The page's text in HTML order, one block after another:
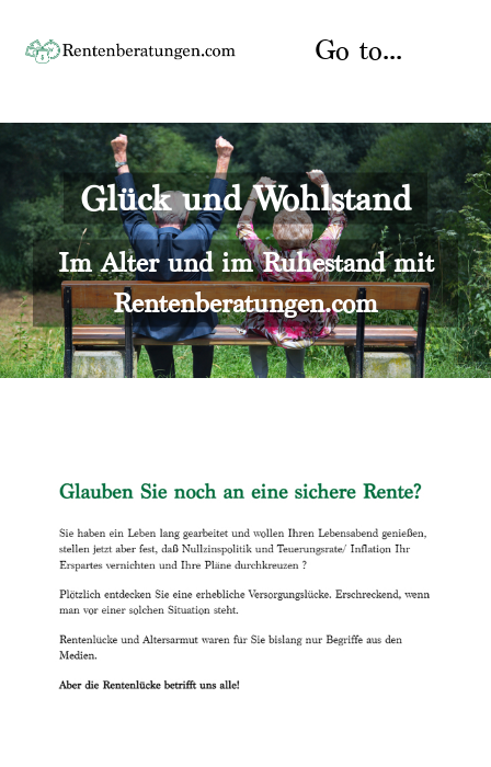
content
Go to...
Startseite
Rente
Rentenberater
Rentenversicherung
Versicherungsberatung
Über uns
Kontakt
Glück und Wohlstand
Im Alter und im Ruhestand mit
Rentenberatungen.com